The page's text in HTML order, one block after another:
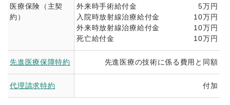
医療保険（主契
約）
外来時手術給付金
5万円
入院時放射線治療給付金
10万円
外来時放射線治療給付金
10万円
死亡給付金
10万円
先進医療保障特約 先進医療の技術に係る費用と同額
代理請求特約 付加